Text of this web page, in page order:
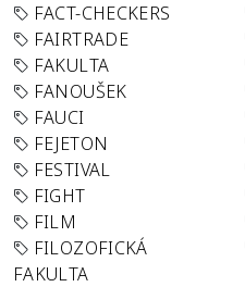
FACT-CHECKERS
FAIRTRADE
FAKULTA
FANOUŠEK
FAUCI
FEJETON
FESTIVAL
FIGHT
FILM
FILOZOFICKÁ
FAKULTA